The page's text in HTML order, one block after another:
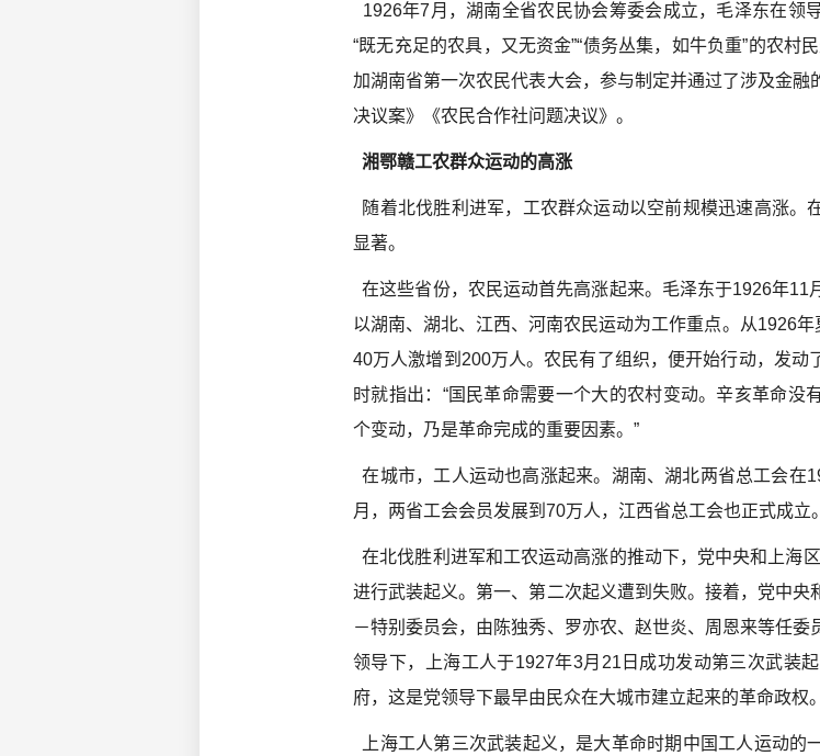
1926年7月，湖南全省农民协会筹委会成立，毛泽东在领
“既无充足的农具，又无资金”“债务丛集，如牛负重”的农村
加湖南省第一次农民代表大会，参与制定并通过了涉及金融
决议案》《农民合作社问题决议》。
湘鄂赣工农群众运动的高涨
随着北伐胜利进军，工农群众运动以空前规模迅速高涨。
显著。
在这些省份，农民运动首先高涨起来。毛泽东于1926年11
以湖南、湖北、江西、河南农民运动为工作重点。从1926
40万人激增到200万人。农民有了组织，便开始行动，发动
时就指出：“国民革命需要一个大的农村变动。辛亥革命没
个变动，乃是革命完成的重要因素。”
在城市，工人运动也高涨起来。湖南、湖北两省总工会在
月，两省工会会员发展到70万人，江西省总工会也正式成立。
在北伐胜利进军和工农运动高涨的推动下，党中央和上海
进行武装起义。第一、第二次起义遭到失败。接着，党中央
－特别委员会，由陈独秀、罗亦农、赵世炎、周恩来等任
领导下，上海工人于1927年3月21日成功发动第三次武装
府，这是党领导下最早由民众在大城市建立起来的革命政权。
上海工人第三次武装起义，是大革命时期中国工人运动的